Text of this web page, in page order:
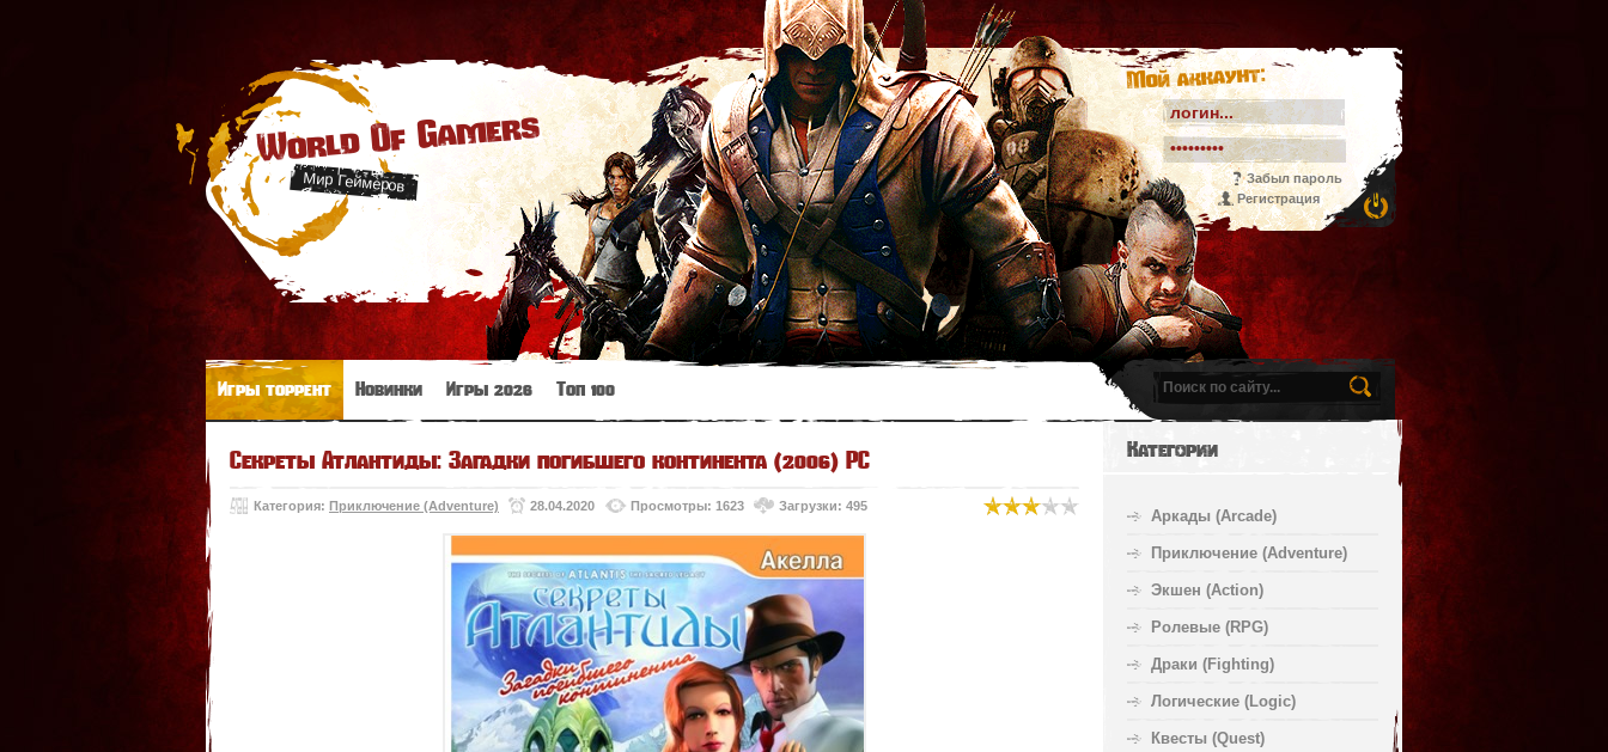
World Of Gamers
Мир Геймеров
Мой аккаунт:
Забыл пароль
Регистрация
Игры торрент Новинки Игры 2026 Топ 100
Секреты Атлантиды: Загадки погибшего континента (2006) PC
Категория: Приключение (Adventure) 28.04.2020 Просмотры: 1623 Загрузки: 495
Категории
Аркады (Arcade)
Приключение (Adventure)
Экшен (Action)
Ролевые (RPG)
Драки (Fighting)
Логические (Logic)
Квесты (Quest)